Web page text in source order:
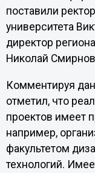
поставили
университета
директор
Николай
Комментируя
отметил, что
проектов имеет
например,
факультетом
технологий.